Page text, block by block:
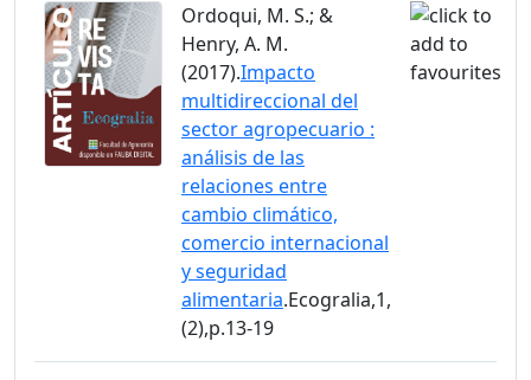
Ordoqui, M. S.; &
Henry, A. M.
(2017).Impacto
multidireccional del
sector agropecuario :
análisis de las
relaciones entre
cambio climático,
comercio internacional
y seguridad
alimentaria.Ecogralia,1,
(2),p.13-19